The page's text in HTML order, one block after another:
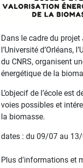
Dans le cadre du projet
l’Université d’Orléans,
du CNRS, organisent
énergétique de la
L’objecif de l’école est
voies possibles et
la biomasse.
dates : du 09/07 au
Plus d'informations et